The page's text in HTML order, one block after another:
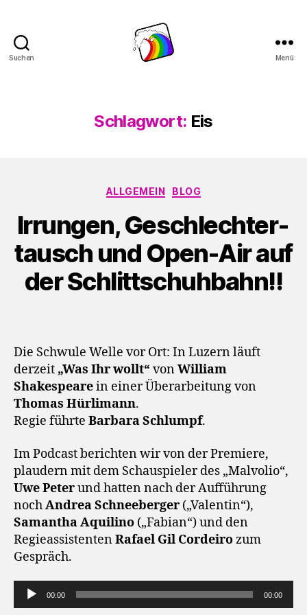
Suchen Menü
Schlagwort: Eis
Kategorien
ALLGEMEIN BLOG
Irrungen, Geschlechter­
tausch und Open-Air auf
der Schlitt­schuh­bahn!!
Die Schwule Welle vor Ort: In Luzern läuft
derzeit „Was Ihr wollt“ vonWilliam
Shakespearein einer Überarbeitung von
Thomas Hürlimann.
Regie führte Barbara Schlumpf.
Im Podcast berichten wir von der Premiere,
plaudern mit dem Schauspieler des „Malvolio“,
Uwe Peterund hatten nach der Aufführung
nochAndrea Schneeberger („Valentin“),
Samantha Aquilino („Fabian“) und den
RegieassistentenRafael Gil Cordeirozum
Gespräch.
u
00:00 00:00